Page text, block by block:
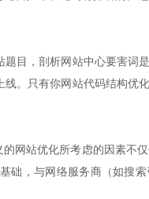
目，剖析网站中心要害词
。只有你网站代码结构优
网站优化所考虑的因素不
础，与网络服务商（如搜